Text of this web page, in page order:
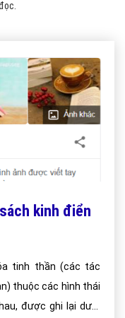
kinh điển
tinh thần (các tác
thuộc các hình thái
được ghi lại dưới